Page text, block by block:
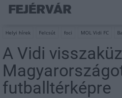
Helyi hírek Felcsút foci MOL Vidi FC
A Vidi
futballtérképre